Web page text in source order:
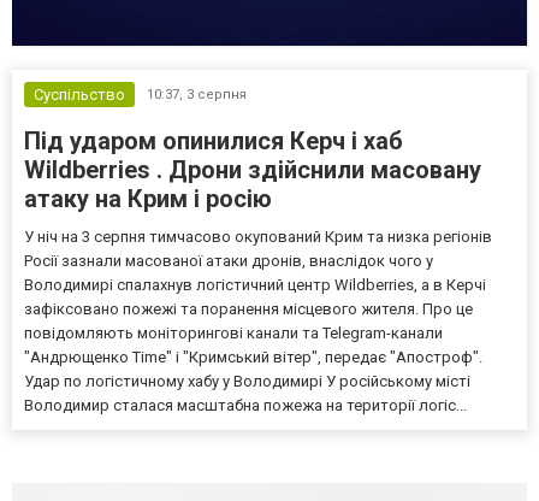
Суспільство 10:37, 3 серпня
Під ударом опинилися Керч і хаб
Wildberries . Дрони здійснили масовану
атаку на Крим і росію
У ніч на 3 серпня тимчасово окупований Крим та низка регіонів
Росії зазнали масованої атаки дронів, внаслідок чого у
Володимирі спалахнув логістичний центр Wildberries, а в Керчі
зафіксовано пожежі та поранення місцевого жителя. Про це
повідомляють моніторингові канали та Telegram-канали
"Андрющенко Time" і "Кримський вітер", передає "Апостроф".
Удар по логістичному хабу у Володимирі У російському місті
Володимир сталася масштабна пожежа на території логіс...